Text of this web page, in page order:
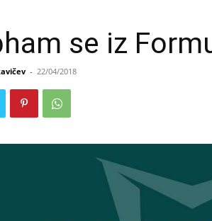
se iz
- 22/04/2018